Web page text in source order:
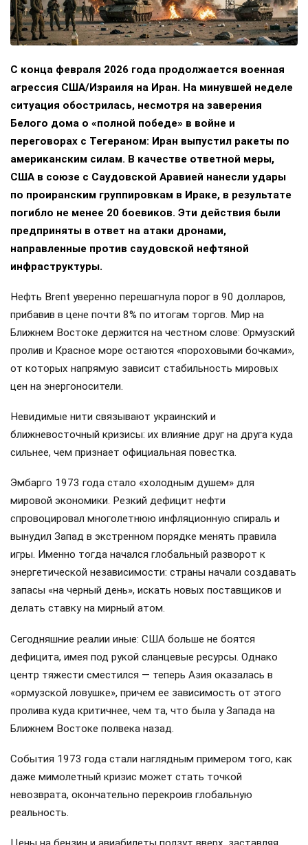
С конца февраля 2026 года продолжается военная
агрессия США/Израиля на Иран. На минувшей неделе
ситуация обострилась, несмотря на заверения
Белого дома о «полной победе» в войне и
переговорах с Тегераном: Иран выпустил ракеты по
американским силам. В качестве ответной меры,
США в союзе с Саудовской Аравией нанесли удары
по проиранским группировкам в Ираке, в результате
погибло не менее 20 боевиков. Эти действия были
предприняты в ответ на атаки дронами,
направленные против саудовской нефтяной
инфраструктуры.
Нефть Brent уверенно перешагнула порог в 90 долларов,
прибавив в цене почти 8% по итогам торгов. Мир на
Ближнем Востоке держится на честном слове: Ормузский
пролив и Красное море остаются «пороховыми бочками»,
от которых напрямую зависит стабильность мировых
цен на энергоносители.
Невидимые нити связывают украинский и
ближневосточный кризисы: их влияние друг на друга куда
сильнее, чем признает официальная повестка.
Эмбарго 1973 года стало «холодным душем» для
мировой экономики. Резкий дефицит нефти
спровоцировал многолетнюю инфляционную спираль и
вынудил Запад в экстренном порядке менять правила
игры. Именно тогда начался глобальный разворот к
энергетической независимости: страны начали создавать
запасы «на черный день», искать новых поставщиков и
делать ставку на мирный атом.
Сегодняшние реалии иные: США больше не боятся
дефицита, имея под рукой сланцевые ресурсы. Однако
центр тяжести сместился — теперь Азия оказалась в
«ормузской ловушке», причем ее зависимость от этого
пролива куда критичнее, чем та, что была у Запада на
Ближнем Востоке полвека назад.
События 1973 года стали наглядным примером того, как
даже мимолетный кризис может стать точкой
невозврата, окончательно перекроив глобальную
реальность.